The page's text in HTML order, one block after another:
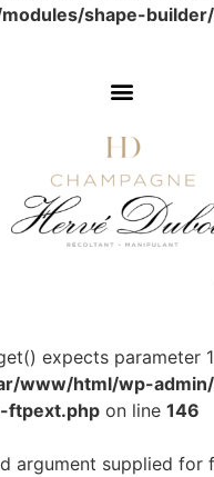
shape-
expects parameter
www/html/wp-
ftpext.php on line 146
argument supplied for